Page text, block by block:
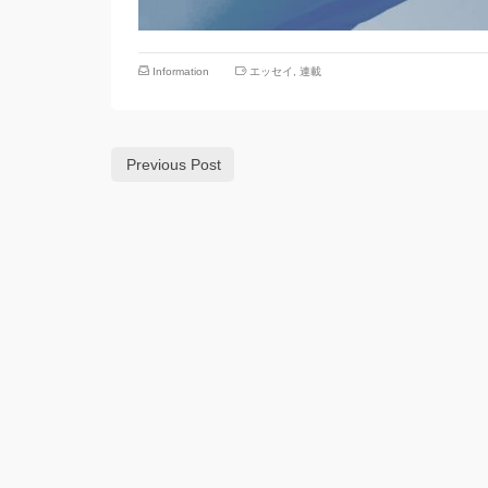
Information エッセイ 連載
Previous Post